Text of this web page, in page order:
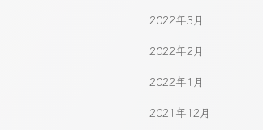
2022年3月
2022年2月
2022年1月
2021年12月